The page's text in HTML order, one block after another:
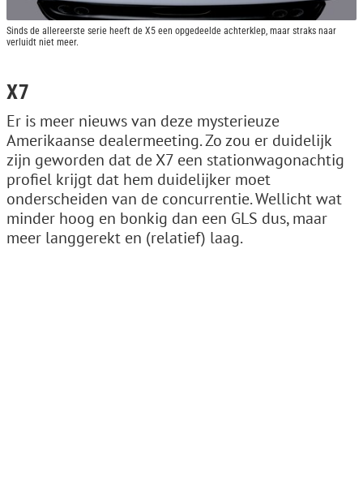
Sinds de allereerste serie heeft de X5 een opgedeelde achterklep, maar straks naar
verluidt niet meer.
X7
Er is meer nieuws van deze mysterieuze
Amerikaanse dealermeeting. Zo zou er duidelijk
zijn geworden dat de X7 een stationwagonachtig
profiel krijgt dat hem duidelijker moet
onderscheiden van de concurrentie. Wellicht wat
minder hoog en bonkig dan een GLS dus, maar
meer langgerekt en (relatief) laag.